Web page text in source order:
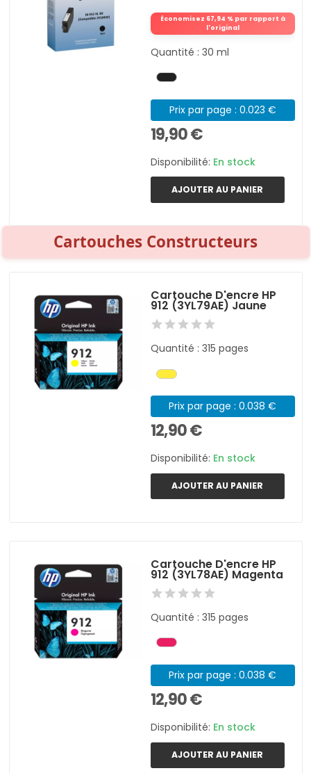
Économisez 67,94 % par rapport à
l'original
Quantité : 30 ml
Prix par page : 0.023 €
19,90 €
Disponibilité: En stock
AJOUTER AU PANIER
Cartouches Constructeurs
Cartouche D'encre HP
912 (3YL79AE) Jaune
Quantité : 315 pages
Prix par page : 0.038 €
12,90 €
Disponibilité: En stock
AJOUTER AU PANIER
Cartouche D'encre HP
912 (3YL78AE) Magenta
Quantité : 315 pages
Prix par page : 0.038 €
12,90 €
Disponibilité: En stock
AJOUTER AU PANIER